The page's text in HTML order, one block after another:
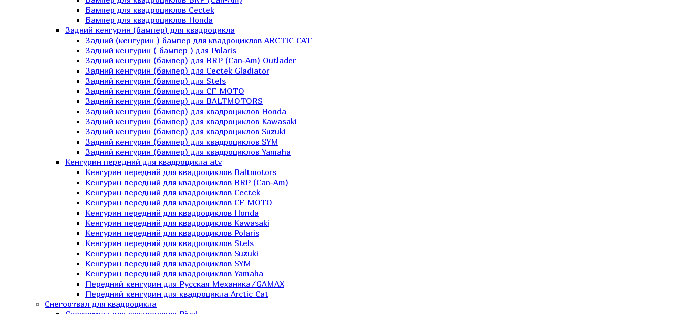
Бампер для квадроциклов Cectek
Бампер для квадроциклов Honda
Задний кенгурин (бампер) для квадроцикла
Задний (кенгурин ) бампер для квадроциклов ARCTIC CAT
Задний кенгурин ( бампер ) для Polaris
Задний кенгурин (бампер) для BRP (Can-Am) Outlader
Задний кенгурин (бампер) для Cectek Gladiator
Задний кенгурин (бампер) для Stels
Задний кенгурин (бампер) для СF MOTO
Задний кенгурин (бампер) для BALTMOTORS
Задний кенгурин (бампер) для квадроциклов Honda
Задний кенгурин (бампер) для квадроциклов Kawasaki
Задний кенгурин (бампер) для квадроциклов Suzuki
Задний кенгурин (бампер) для квадроциклов SYM
Задний кенгурин (бампер) для квадроциклов Yamaha
Кенгурин передний для квадроцикла atv
Кенгурин передний для квадроциклов Baltmotors
Кенгурин передний для квадроциклов BRP (Can-Am)
Кенгурин передний для квадроциклов Cectek
Кенгурин передний для квадроциклов CF MOTO
Кенгурин передний для квадроциклов Honda
Кенгурин передний для квадроциклов Kawasaki
Кенгурин передний для квадроциклов Polaris
Кенгурин передний для квадроциклов Stels
Кенгурин передний для квадроциклов Suzuki
Кенгурин передний для квадроциклов SYM
Кенгурин передний для квадроциклов Yamaha
Передний кенгурин для Русская Механика/GAMAX
Передний кенгурин для квадроцикла Arctic Cat
Снегоотвал для квадроцикла